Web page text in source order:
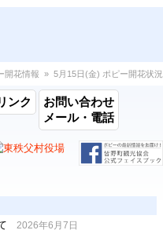
開花情報 » 5月15日(金) ポピー開花状況
ンク
お問い合わせ
メール・電話
2026年6月7日